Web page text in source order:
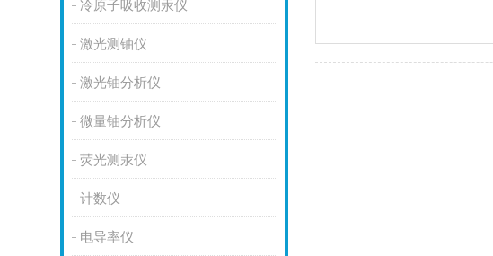
冷原子吸收测汞仪
激光测铀仪
激光铀分析仪
微量铀分析仪
荧光测汞仪
计数仪
电导率仪